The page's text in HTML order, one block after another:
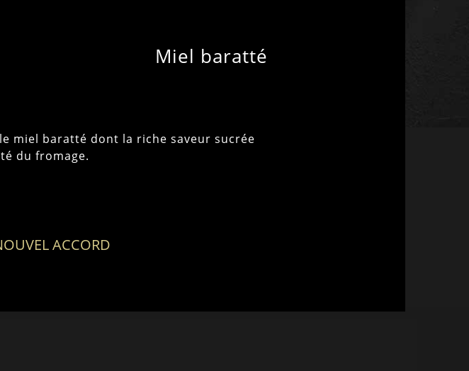
Miel baratté
miel baratté dont la riche saveur sucrée
du fromage.
ACCORD